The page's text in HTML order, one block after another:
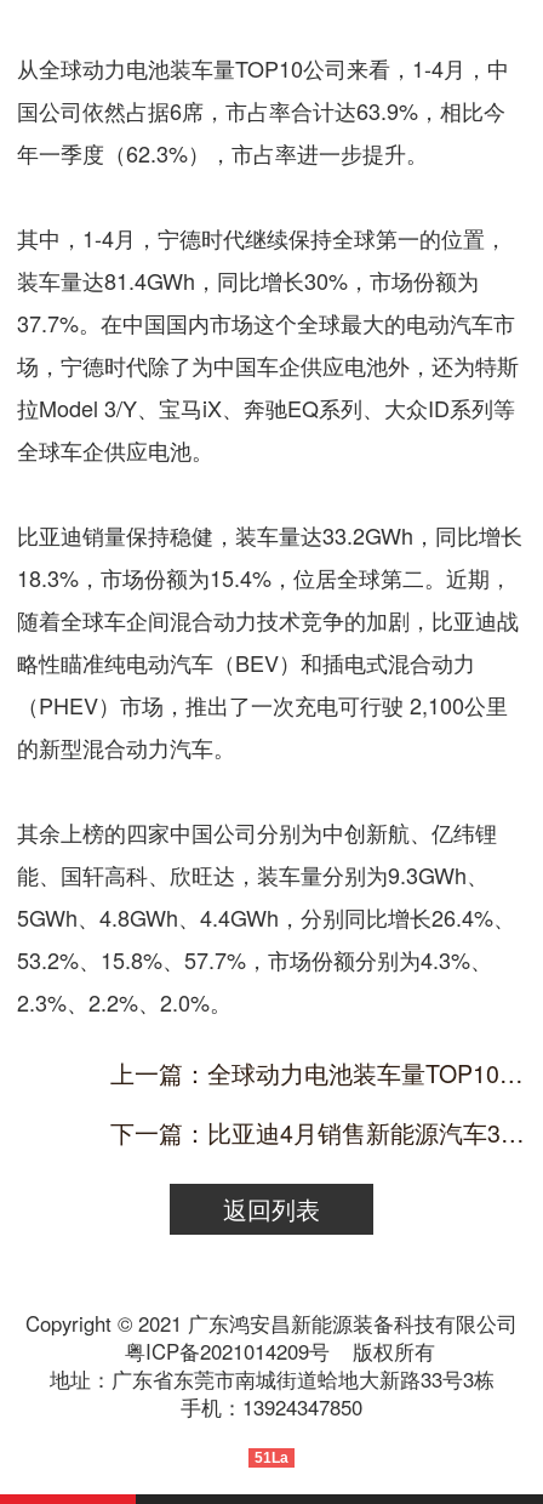
从全球动力电池装车量TOP10公司来看，1-4月，中
国公司依然占据6席，市占率合计达63.9%，相比今
年一季度（62.3%），市占率进一步提升。
其中，1-4月，宁德时代继续保持全球第一的位置，
装车量达81.4GWh，同比增长30%，市场份额为
37.7%。在中国国内市场这个全球最大的电动汽车市
场，宁德时代除了为中国车企供应电池外，还为特斯
拉Model 3/Y、宝马iX、奔驰EQ系列、大众ID系列等
全球车企供应电池。
比亚迪销量保持稳健，装车量达33.2GWh，同比增长
18.3%，市场份额为15.4%，位居全球第二。近期，
随着全球车企间混合动力技术竞争的加剧，比亚迪战
略性瞄准纯电动汽车（BEV）和插电式混合动力
（PHEV）市场，推出了一次充电可行驶 2,100公里
的新型混合动力汽车。
其余上榜的四家中国公司分别为中创新航、亿纬锂
能、国轩高科、欣旺达，装车量分别为9.3GWh、
5GWh、4.8GWh、4.4GWh，分别同比增长26.4%、
53.2%、15.8%、57.7%，市场份额分别为4.3%、
2.3%、2.2%、2.0%。
上一篇：全球动力电池装车量TOP10排名生变：一家降两位 两家负增长
下一篇：比亚迪4月销售新能源汽车31.32万辆
返回列表
Copyright © 2021 广东鸿安昌新能源装备科技有限公司
粤ICP备2021014209号
版权所有
地址：广东省东莞市南城街道蛤地大新路33号3栋
手机：13924347850
51La